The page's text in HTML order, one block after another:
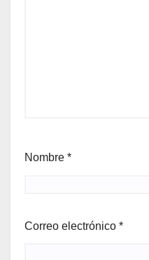
Nombre *
Correo electrónico *